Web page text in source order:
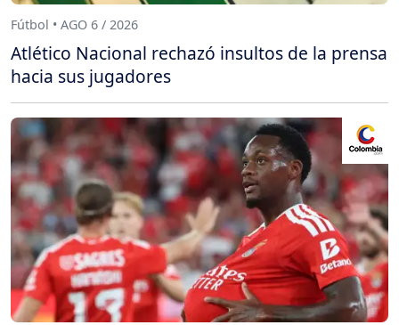
Fútbol • AGO 6 / 2026
Atlético Nacional rechazó insultos de la prensa
hacia sus jugadores